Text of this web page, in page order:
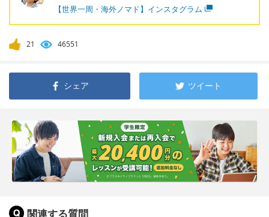
【世界一周・海外ノマド】インスタグラム
21 46551
シェア ツイート
関連する質問